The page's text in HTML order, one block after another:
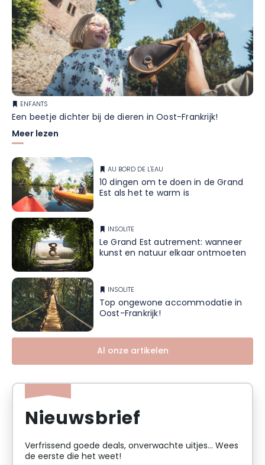
ENFANTS
Een beetje dichter bij de dieren in Oost-Frankrijk!
Meer lezen
AU BORD DE L'EAU
10 dingen om te doen in de Grand
Est als het te warm is
INSOLITE
Le Grand Est autrement: wanneer
kunst en natuur elkaar ontmoeten
INSOLITE
Top ongewone accommodatie in
Oost-Frankrijk!
Al onze artikelen
Nieuwsbrief
Verfrissend goede deals, onverwachte uitjes... Wees
de eerste die het weet!